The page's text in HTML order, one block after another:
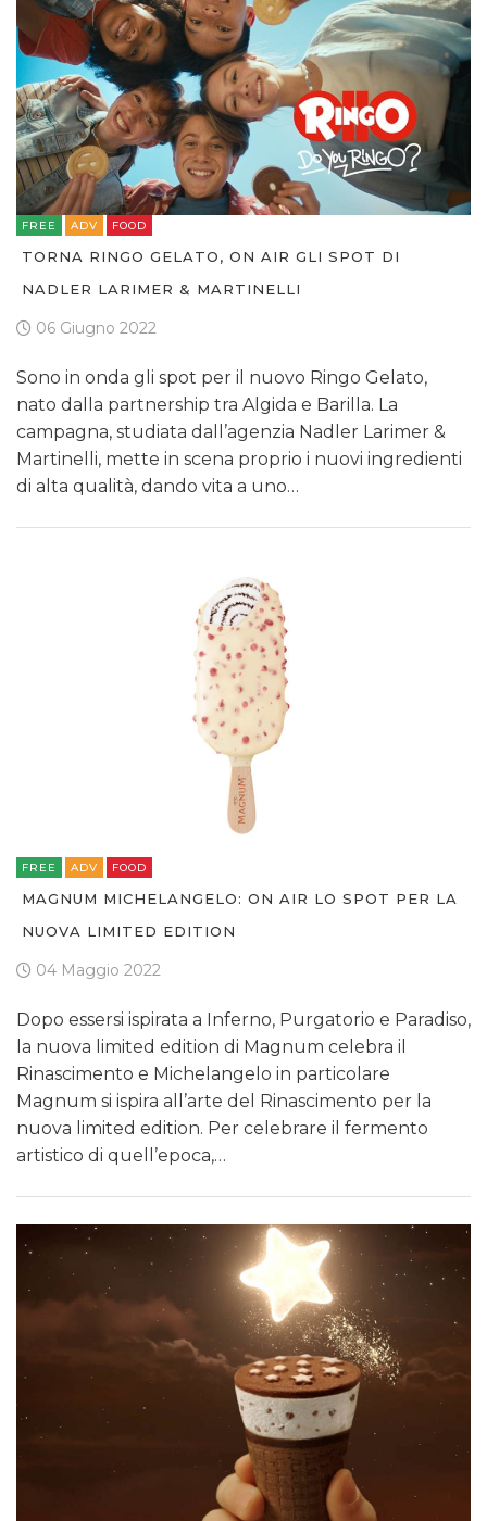
FREE ADV FOOD
TORNA RINGO GELATO, ON AIR GLI SPOT DI
NADLER LARIMER & MARTINELLI
06 Giugno 2022
Sono in onda gli spot per il nuovo Ringo Gelato,
nato dalla partnership tra Algida e Barilla. La
campagna, studiata dall’agenzia Nadler Larimer &
Martinelli, mette in scena proprio i nuovi ingredienti
di alta qualità, dando vita a uno…
FREE ADV FOOD
MAGNUM MICHELANGELO: ON AIR LO SPOT PER LA
NUOVA LIMITED EDITION
04 Maggio 2022
Dopo essersi ispirata a Inferno, Purgatorio e Paradiso,
la nuova limited edition di Magnum celebra il
Rinascimento e Michelangelo in particolare
Magnum si ispira all’arte del Rinascimento per la
nuova limited edition. Per celebrare il fermento
artistico di quell’epoca,…